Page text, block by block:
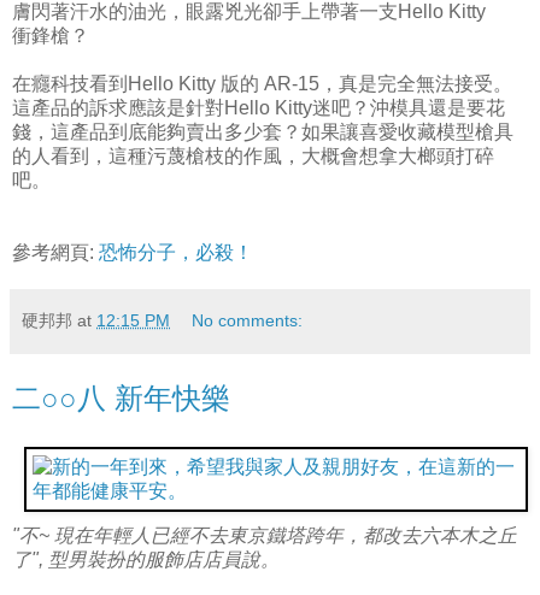
膚閃著汗水的油光，眼露兇光卻手上帶著一支Hello Kitty
衝鋒槍？
在癮科技看到Hello Kitty 版的 AR-15，真是完全無法接受。
這產品的訴求應該是針對Hello Kitty迷吧？沖模具還是要花
錢，這產品到底能夠賣出多少套？如果讓喜愛收藏模型槍具
的人看到，這種污蔑槍枝的作風，大概會想拿大榔頭打碎
吧。
參考網頁: 恐怖分子，必殺！
硬邦邦 at 12:15 PM No comments:
二○○八 新年快樂
"不~ 現在年輕人已經不去東京鐵塔跨年，都改去六本木之丘
了", 型男裝扮的服飾店店員說。